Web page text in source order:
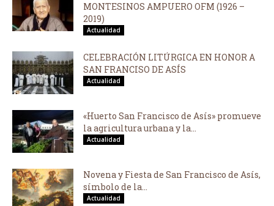
MONTESINOS AMPUERO OFM (1926 –
2019)
Actualidad
CELEBRACIÓN LITÚRGICA EN HONOR A
SAN FRANCISO DE ASÍS
Actualidad
«Huerto San Francisco de Asís» promueve
la agricultura urbana y la...
Actualidad
Novena y Fiesta de San Francisco de Asís,
símbolo de la...
Actualidad